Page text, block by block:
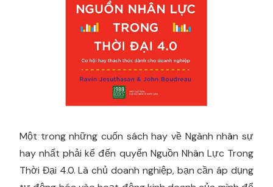
Một trong những cuốn sách hay về Ngành nhân sự
hay nhất phải kể đến quyển Nguồn Nhân Lực Trong
Thời Đại 4.0. Là chủ doanh nghiệp, bạn cần áp dụng